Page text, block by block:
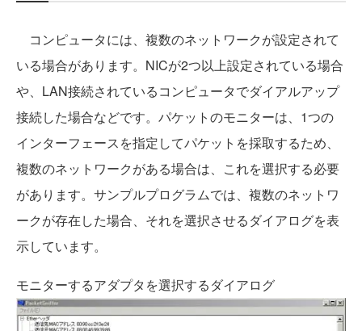
コンピュータには、複数のネットワークが設定されて
いる場合があります。NICが2つ以上設定されている場合
や、LAN接続されているコンピュータでダイアルアップ
接続した場合などです。パケットのモニターは、1つの
インターフェースを指定してパケットを採取するため、
複数のネットワークがある場合は、これを選択する必要
があります。サンプルプログラムでは、複数のネットワ
ークが存在した場合、それを選択させるダイアログを表
示しています。
モニターするアダプタを選択するダイアログ